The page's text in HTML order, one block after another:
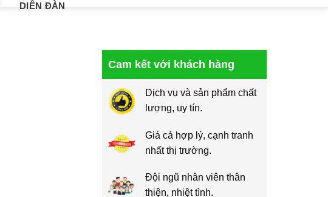
DIỄN ĐÀN
Cam kết với khách hàng
Dịch vụ và sản phẩm chất
lượng, uy tín.
Giá cả hợp lý, cạnh tranh
nhất thị trường.
Đội ngũ nhân viên thân
thiện, nhiệt tình.